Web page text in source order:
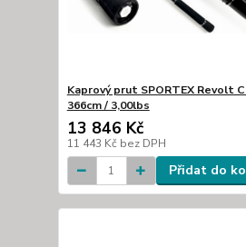
Kaprový prut SPORTEX Revolt
366cm / 3,00lbs
13 846 Kč
11 443 Kč bez DPH
Přidat do